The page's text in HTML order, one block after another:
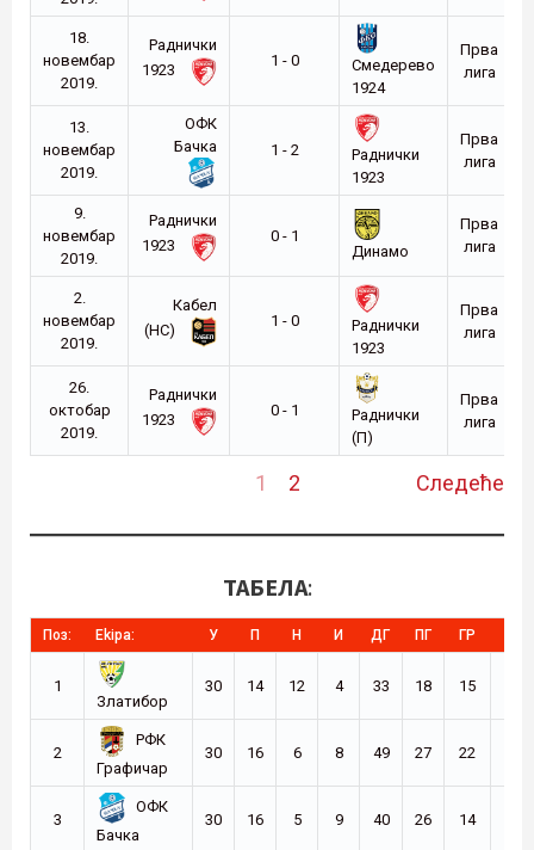
18.
новембар
2019.
Раднички
1923
1 - 0
Смедерево
1924
Прва
лига
13.
новембар
2019.
ОФК
Бачка
1 - 2
Раднички
1923
Прва
лига
9.
новембар
2019.
Раднички
1923
0 - 1
Динамо
Прва
лига
2.
новембар
2019.
Кабел
(НС)
1 - 0
Раднички
1923
Прва
лига
26.
октобар
2019.
Раднички
1923
0 - 1
Раднички
(П)
Прва
лига
1 2 Следеће
ТАБЕЛА:
Поз: Ekipa: У П Н И ДГ ПГ ГР
1
Златибор
30 14 12 4 33 18 15
2
РФК
Графичар
30 16 6 8 49 27 22
3
ОФК
Бачка
30 16 5 9 40 26 14